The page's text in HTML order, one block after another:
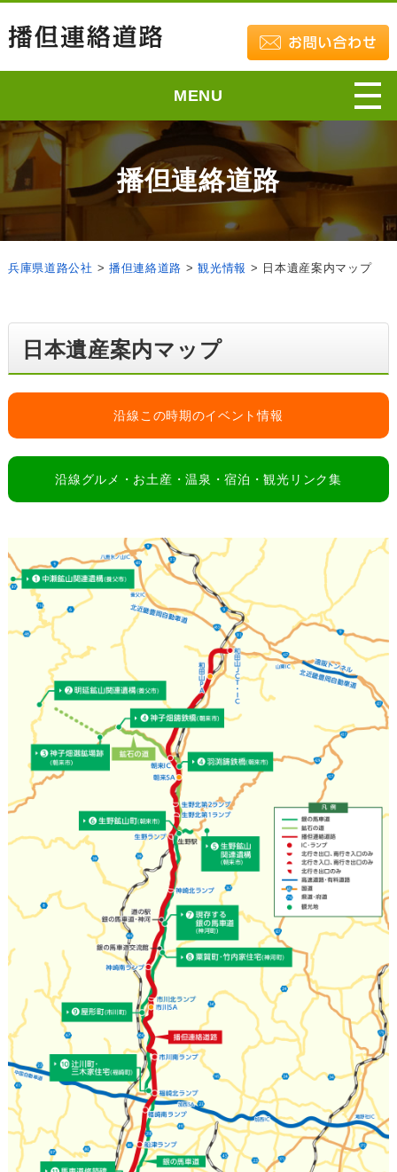
MENU
播但連絡道路
兵庫県道路公社 > 播但連絡道路 >観光情報 > 日本遺産案内マップ
日本遺産案内マップ
沿線この時期のイベント情報
沿線グルメ・お土産・温泉・宿泊・観光リンク集